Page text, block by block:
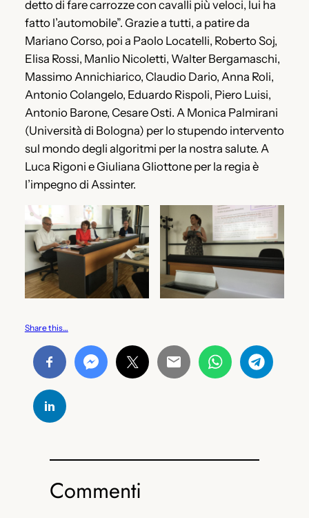
detto di fare carrozze con cavalli più veloci, lui ha
fatto l’automobile”. Grazie a tutti, a patire da
Mariano Corso, poi a Paolo Locatelli, Roberto Soj,
Elisa Rossi, Manlio Nicoletti, Walter Bergamaschi,
Massimo Annichiarico, Claudio Dario, Anna Roli,
Antonio Colangelo, Eduardo Rispoli, Piero Luisi,
Antonio Barone, Cesare Osti. A Monica Palmirani
(Università di Bologna) per lo stupendo intervento
sul mondo degli algoritmi per la nostra salute. A
Luca Rigoni e Giuliana Gliottone per la regia è
l’impegno di Assinter.
Share this…
Commenti